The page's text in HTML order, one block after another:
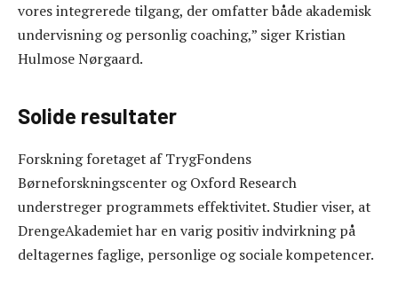
vores integrerede tilgang, der omfatter både akademisk
undervisning og personlig coaching,” siger Kristian
Hulmose Nørgaard.
Solide resultater
Forskning foretaget af TrygFondens
Børneforskningscenter og Oxford Research
understreger programmets effektivitet. Studier viser, at
DrengeAkademiet har en varig positiv indvirkning på
deltagernes faglige, personlige og sociale kompetencer.